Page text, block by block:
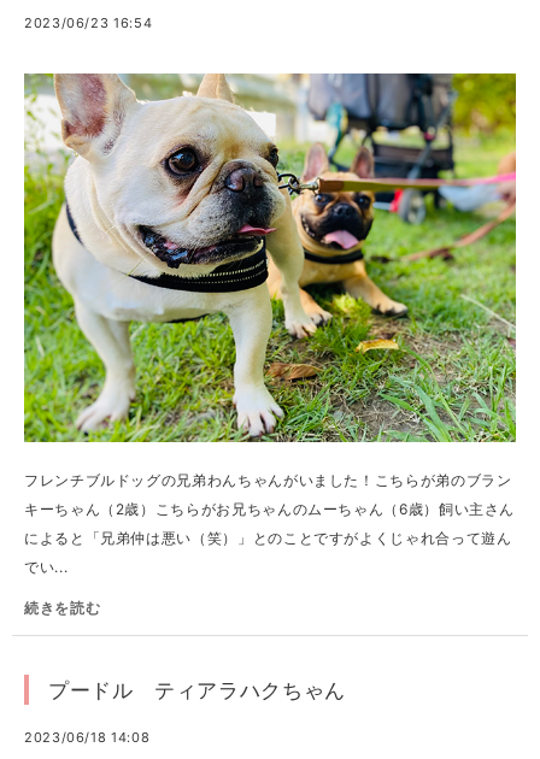
2023/06/23 16:54
フレンチブルドッグの兄弟わんちゃんがいました！こちらが弟のブラン
キーちゃん（2歳）こちらがお兄ちゃんのムーちゃん（6歳）飼い主さん
によると「兄弟仲は悪い（笑）」とのことですがよくじゃれ合って遊ん
でい...
続きを読む
プードル ティアラハクちゃん
2023/06/18 14:08